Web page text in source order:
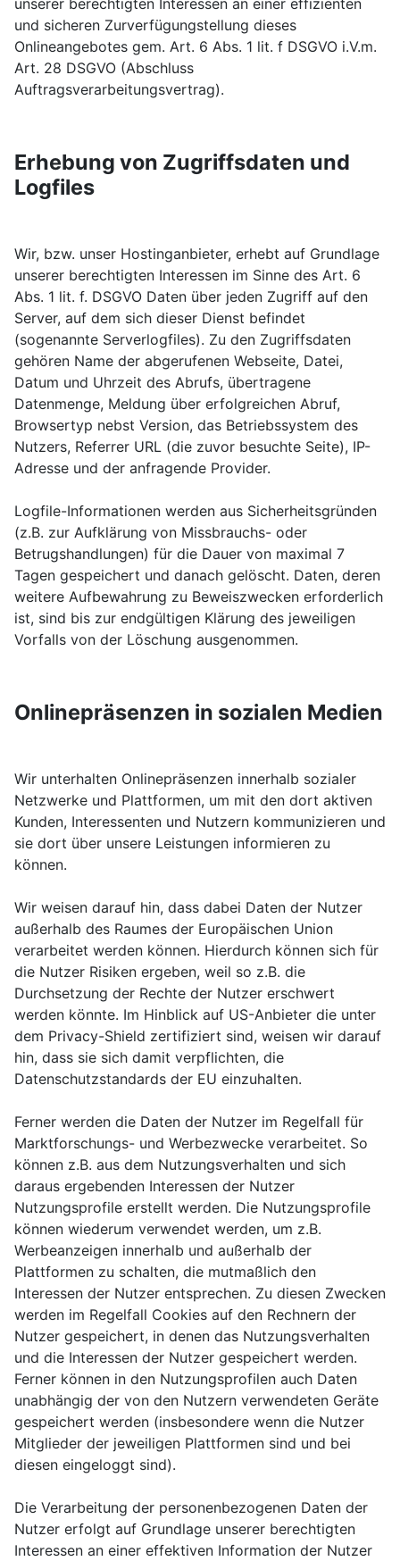
unserer berechtigten Interessen an einer effizienten
und sicheren Zurverfügungstellung dieses
Onlineangebotes gem. Art. 6 Abs. 1 lit. f DSGVO i.V.m.
Art. 28 DSGVO (Abschluss
Auftragsverarbeitungsvertrag).
Erhebung von Zugriffsdaten und
Logfiles
Wir, bzw. unser Hostinganbieter, erhebt auf Grundlage
unserer berechtigten Interessen im Sinne des Art. 6
Abs. 1 lit. f. DSGVO Daten über jeden Zugriff auf den
Server, auf dem sich dieser Dienst befindet
(sogenannte Serverlogfiles). Zu den Zugriffsdaten
gehören Name der abgerufenen Webseite, Datei,
Datum und Uhrzeit des Abrufs, übertragene
Datenmenge, Meldung über erfolgreichen Abruf,
Browsertyp nebst Version, das Betriebssystem des
Nutzers, Referrer URL (die zuvor besuchte Seite), IP-
Adresse und der anfragende Provider.
Logfile-Informationen werden aus Sicherheitsgründen
(z.B. zur Aufklärung von Missbrauchs- oder
Betrugshandlungen) für die Dauer von maximal 7
Tagen gespeichert und danach gelöscht. Daten, deren
weitere Aufbewahrung zu Beweiszwecken erforderlich
ist, sind bis zur endgültigen Klärung des jeweiligen
Vorfalls von der Löschung ausgenommen.
Onlinepräsenzen in sozialen Medien
Wir unterhalten Onlinepräsenzen innerhalb sozialer
Netzwerke und Plattformen, um mit den dort aktiven
Kunden, Interessenten und Nutzern kommunizieren und
sie dort über unsere Leistungen informieren zu
können.
Wir weisen darauf hin, dass dabei Daten der Nutzer
außerhalb des Raumes der Europäischen Union
verarbeitet werden können. Hierdurch können sich für
die Nutzer Risiken ergeben, weil so z.B. die
Durchsetzung der Rechte der Nutzer erschwert
werden könnte. Im Hinblick auf US-Anbieter die unter
dem Privacy-Shield zertifiziert sind, weisen wir darauf
hin, dass sie sich damit verpflichten, die
Datenschutzstandards der EU einzuhalten.
Ferner werden die Daten der Nutzer im Regelfall für
Marktforschungs- und Werbezwecke verarbeitet. So
können z.B. aus dem Nutzungsverhalten und sich
daraus ergebenden Interessen der Nutzer
Nutzungsprofile erstellt werden. Die Nutzungsprofile
können wiederum verwendet werden, um z.B.
Werbeanzeigen innerhalb und außerhalb der
Plattformen zu schalten, die mutmaßlich den
Interessen der Nutzer entsprechen. Zu diesen Zwecken
werden im Regelfall Cookies auf den Rechnern der
Nutzer gespeichert, in denen das Nutzungsverhalten
und die Interessen der Nutzer gespeichert werden.
Ferner können in den Nutzungsprofilen auch Daten
unabhängig der von den Nutzern verwendeten Geräte
gespeichert werden (insbesondere wenn die Nutzer
Mitglieder der jeweiligen Plattformen sind und bei
diesen eingeloggt sind).
Die Verarbeitung der personenbezogenen Daten der
Nutzer erfolgt auf Grundlage unserer berechtigten
Interessen an einer effektiven Information der Nutzer